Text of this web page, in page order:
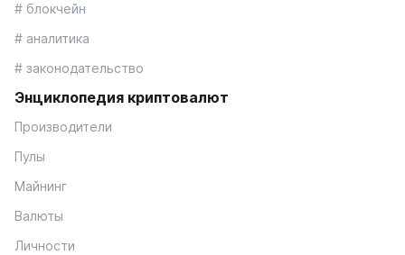
# блокчейн
# аналитика
# законодательство
Энциклопедия криптовалют
Производители
Пулы
Майнинг
Валюты
Личности